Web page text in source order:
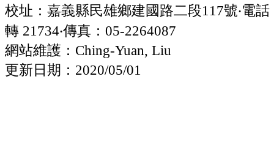
校址：嘉義縣民雄鄉建國路二段117號‧電話
轉 21734‧傳真：05-2264087
網站維護：Ching-Yuan, Liu
更新日期：2020/05/01